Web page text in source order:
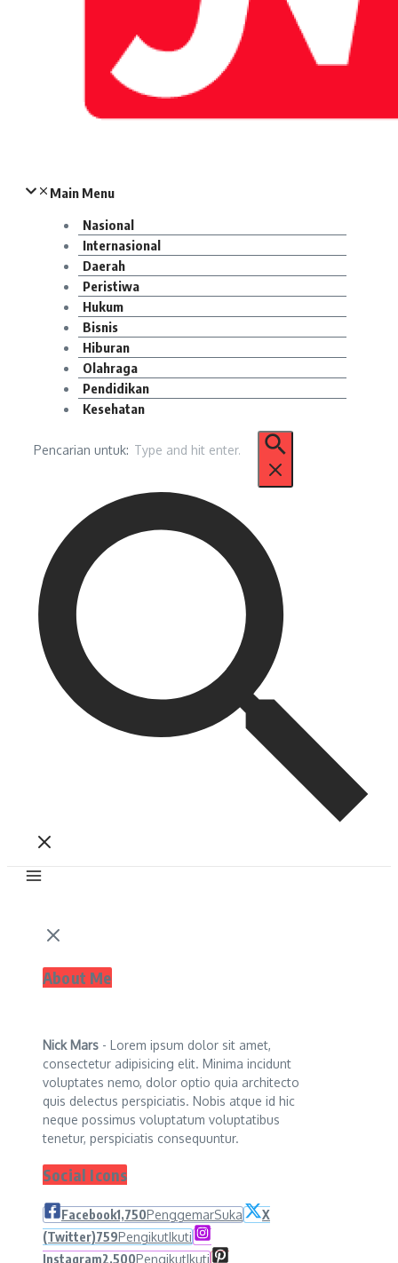
Main Menu
Nasional
Internasional
Daerah
Peristiwa
Hukum
Bisnis
Hiburan
Olahraga
Pendidikan
Kesehatan
Pencarian untuk:
About Me
Nick Mars - Lorem ipsum dolor sit amet,
consectetur adipisicing elit. Minima incidunt
voluptates nemo, dolor optio quia architecto
quis delectus perspiciatis. Nobis atque id hic
neque possimus voluptatum voluptatibus
tenetur, perspiciatis consequuntur.
Social Icons
Facebook1,750PenggemarSuka
X
(Twitter)759PengikutIkuti
Instagram2,500PengikutIkuti